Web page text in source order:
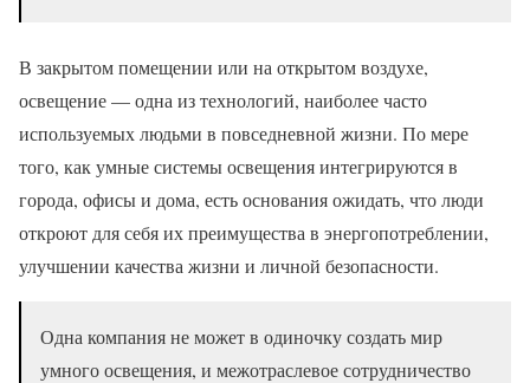
В закрытом помещении или на открытом воздухе,
освещение — одна из технологий, наиболее часто
используемых людьми в повседневной жизни. По мере
того, как умные системы освещения интегрируются в
города, офисы и дома, есть основания ожидать, что люди
откроют для себя их преимущества в энергопотреблении,
улучшении качества жизни и личной безопасности.
Одна компания не может в одиночку создать мир
умного освещения, и межотраслевое сотрудничество